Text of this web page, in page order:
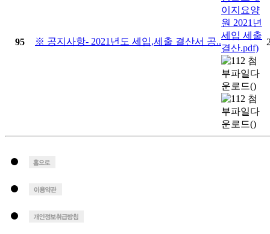
95 ※ 공지사항- 2021년도 세입,세출 결산서 공..